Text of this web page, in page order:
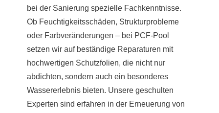
bei der Sanierung spezielle Fachkenntnisse.
Ob Feuchtigkeitsschäden, Strukturprobleme
oder Farbveränderungen – bei PCF-Pool
setzen wir auf beständige Reparaturen mit
hochwertigen Schutzfolien, die nicht nur
abdichten, sondern auch ein besonderes
Wassererlebnis bieten. Unsere geschulten
Experten sind erfahren in der Erneuerung von